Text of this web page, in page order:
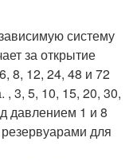
систему
за открытие
8, 12, 24, 48 и 72
, 3, 5, 10, 15, 20, 30,
давлением 1 и 8
для